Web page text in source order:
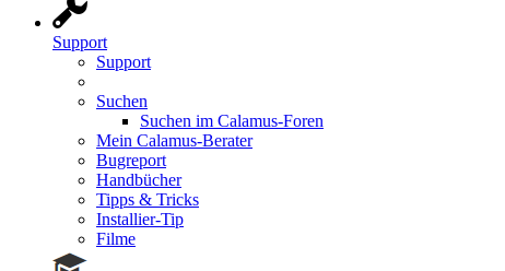
Support
Support
Suchen
Suchen im Calamus-Foren
Mein Calamus-Berater
Bugreport
Handbücher
Tipps & Tricks
Installier-Tip
Filme